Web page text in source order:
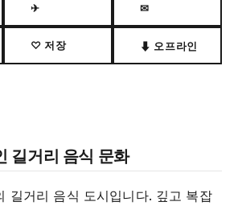
✈ ✉
♡ 저장 ⬇ 오프라인
길거리 음식 문화
길거리 음식 도시입니다. 깊고 복잡